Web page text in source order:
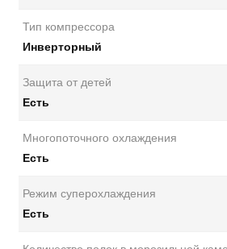
Тип компрессора
Инверторный
Защита от детей
Есть
Многопоточного охлаждения
Есть
Режим суперохлаждения
Есть